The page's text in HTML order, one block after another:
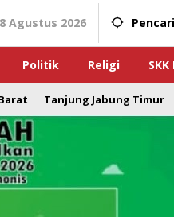
Agustus 2026
Politik Religi
Tanjung Jabung Timur